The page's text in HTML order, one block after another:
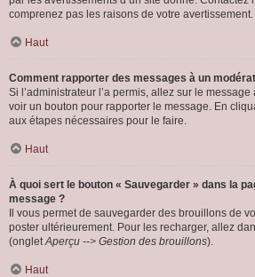
comprenez pas les raisons de votre avertissement.
Haut
Comment rapporter des messages à un
Si l’administrateur l’a permis, allez sur le
voir un bouton pour rapporter le message. En
aux étapes nécessaires pour le faire.
Haut
À quoi sert le bouton « Sauvegarder » dans la
message ?
Il vous permet de sauvegarder des brouillons de
poster ultérieurement. Pour les recharger, allez
(ongletAperçu --> Gestion des brouillons).
Haut